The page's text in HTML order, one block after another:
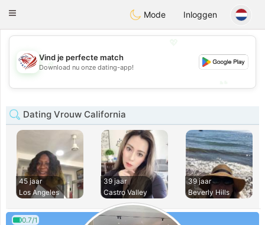
StatesDating
Toggle
Mode Inloggen
💖
💕
Vind je perfecte match
Download nu onze dating-app!
Dating Vrouw California
45 jaar
Los Angeles
39 jaar
Castro Valley
39 jaar
Beverly Hills
0.7/1